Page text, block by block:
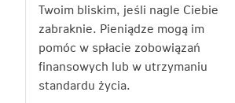
Twoim bliskim, jeśli nagle Ciebie
zabraknie. Pieniądze mogą im
pomóc w spłacie zobowiązań
finansowych lub w utrzymaniu
standardu życia.